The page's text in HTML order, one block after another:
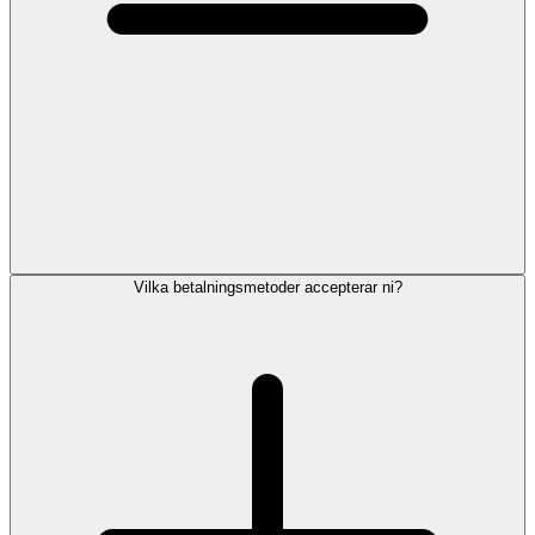
Vilka betalningsmetoder accepterar ni?